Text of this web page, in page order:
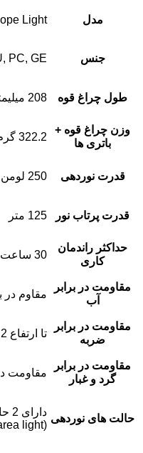
مدل Light
جنس PC, GE
طول چراغ قوه 208 میلیمتر
وزن چراغ قوه +
باتری ها
322.2 گرم
قدرت نوردهی 250 لومن
قدرت پرتاب نور 125 متر
حداکثر راندمان
کاری
30 ساعت
مقاومت در برابر
آب
مقاوم در
مقاومت در برابر
ضربه
تا ارتفاع 2 متر
مقاومت در برابر
گرد و غبار
مقاومت
حالت های نوردهی
(spot light and area light)